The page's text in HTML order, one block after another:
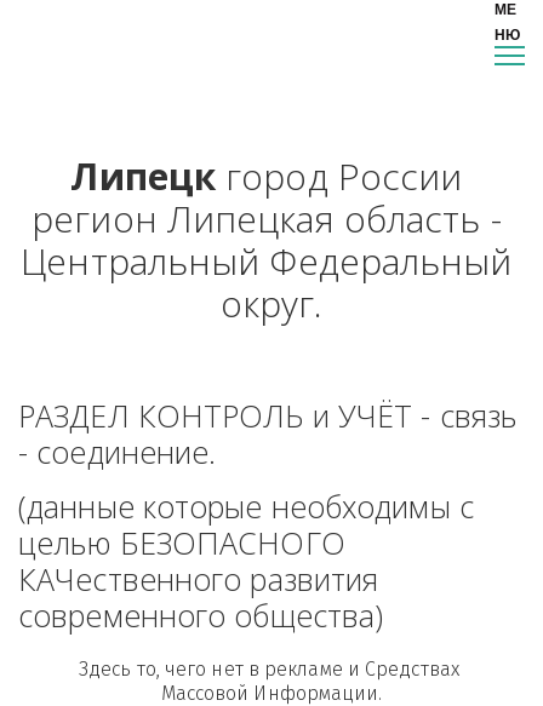
Липецк город России
регион Липецкая область -
Центральный Федеральный
округ.
РАЗДЕЛ КОНТРОЛЬ и УЧЁТ - связь
- соединение.
(данные которые необходимы с
целью БЕЗОПАСНОГО
КАЧественного развития
современного общества)
Здесь то, чего нет в рекламе и Средствах
Массовой Информации.